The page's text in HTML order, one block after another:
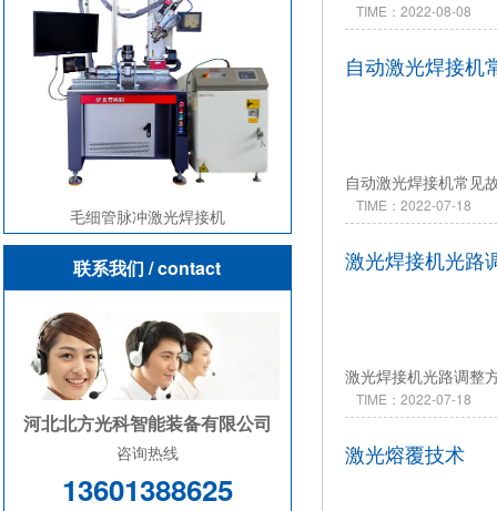
毛细管脉冲激光焊接机
联系我们 / contact
河北北方光科智能装备有限公司
咨询热线
13601388625
TIME：2022-08-08
自动激光焊接机
自动激光焊接机常见
TIME：2022-07-18
激光焊接机光路
激光焊接机光路调整
TIME：2022-07-18
激光熔覆技术